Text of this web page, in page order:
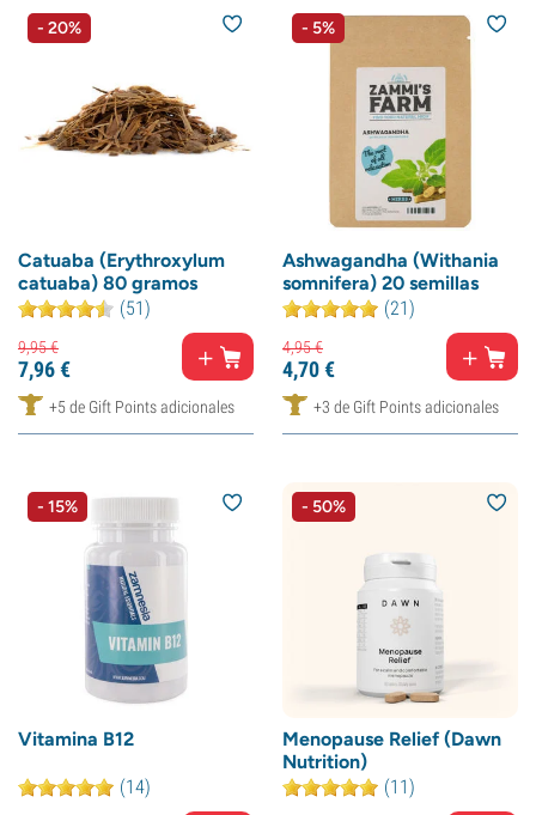
- 20%
Catuaba (Erythroxylum
catuaba) 80 gramos
(51)
9,95€
7,96€
+5 de Gift Points adicionales
- 5%
Ashwagandha (Withania
somnifera) 20 semillas
(21)
4,95€
4,70€
+3 de Gift Points adicionales
- 15%
Vitamina B12
(14)
- 50%
Menopause Relief (Dawn
Nutrition)
(11)